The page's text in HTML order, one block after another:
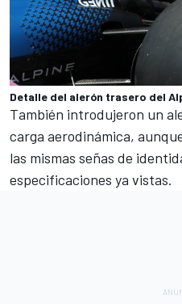
Detalle del alerón trasero del
También introdujeron un
carga aerodinámica,
las mismas señas de
especificaciones ya vistas.